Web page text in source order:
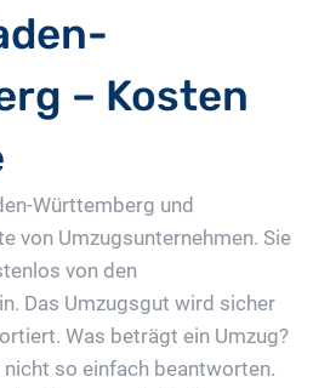
– Kosten
Württemberg und
von Umzugsunternehmen. Sie
von den
Das Umzugsgut wird sicher
Was beträgt ein Umzug?
nicht so einfach beantworten.